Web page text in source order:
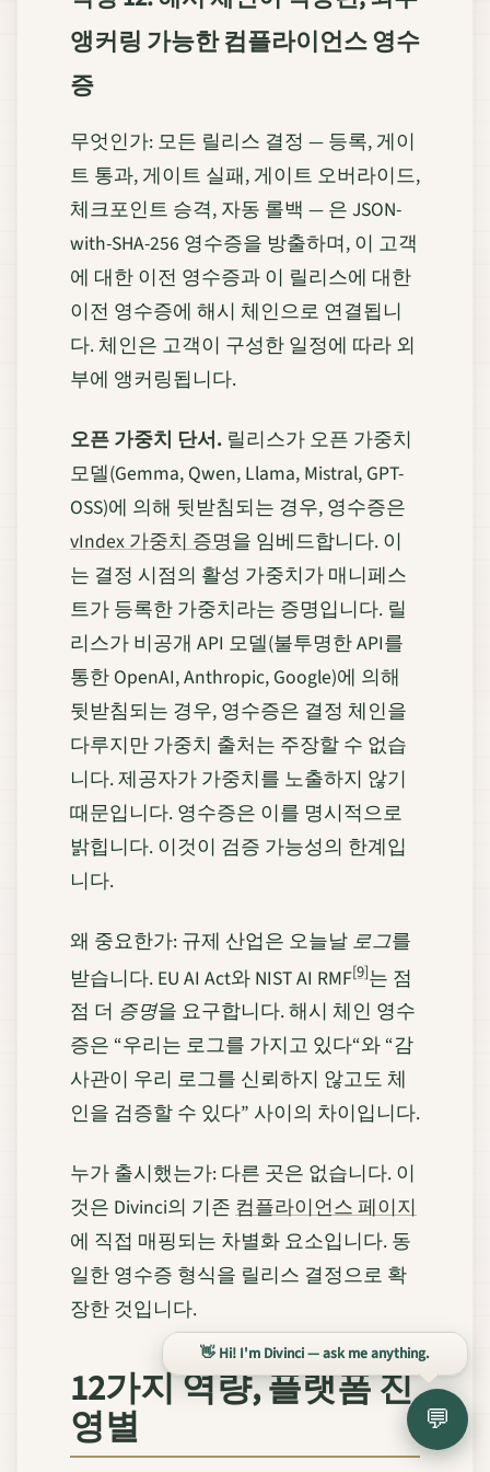
앵커링 가능한 컴플라이언스 영수
증
무엇인가: 모든 릴리스 결정 — 등록, 게이
트 통과, 게이트 실패, 게이트 오버라이드,
체크포인트 승격, 자동 롤백 — 은 JSON-
with-SHA-256 영수증을 방출하며, 이 고객
에 대한 이전 영수증과 이 릴리스에 대한
이전 영수증에 해시 체인으로 연결됩니
다. 체인은 고객이 구성한 일정에 따라 외
부에 앵커링됩니다.
오픈 가중치 단서. 릴리스가 오픈 가중치
모델(Gemma, Qwen, Llama, Mistral, GPT-
OSS)에 의해 뒷받침되는 경우, 영수증은
vIndex 가중치 증명을 임베드합니다. 이
는 결정 시점의 활성 가중치가 매니페스
트가 등록한 가중치라는 증명입니다. 릴
리스가 비공개 API 모델(불투명한 API를
통한 OpenAI, Anthropic, Google)에 의해
뒷받침되는 경우, 영수증은 결정 체인을
다루지만 가중치 출처는 주장할 수 없습
니다. 제공자가 가중치를 노출하지 않기
때문입니다. 영수증은 이를 명시적으로
밝힙니다. 이것이 검증 가능성의 한계입
니다.
왜 중요한가: 규제 산업은 오늘날 로그를
받습니다. EU AI Act와 NIST AI RMF[9]는 점
점 더 증명을 요구합니다. 해시 체인 영수
증은 “우리는 로그를 가지고 있다“와 “감
사관이 우리 로그를 신뢰하지 않고도 체
인을 검증할 수 있다” 사이의 차이입니다.
누가 출시했는가: 다른 곳은 없습니다. 이
것은 Divinci의 기존 컴플라이언스 페이지
에 직접 매핑되는 차별화 요소입니다. 동
일한 영수증 형식을 릴리스 결정으로 확
장한 것입니다.
12가지 역량, 플랫폼 진
영별 💬
👋 Hi! I'm Divinci — ask me anything.